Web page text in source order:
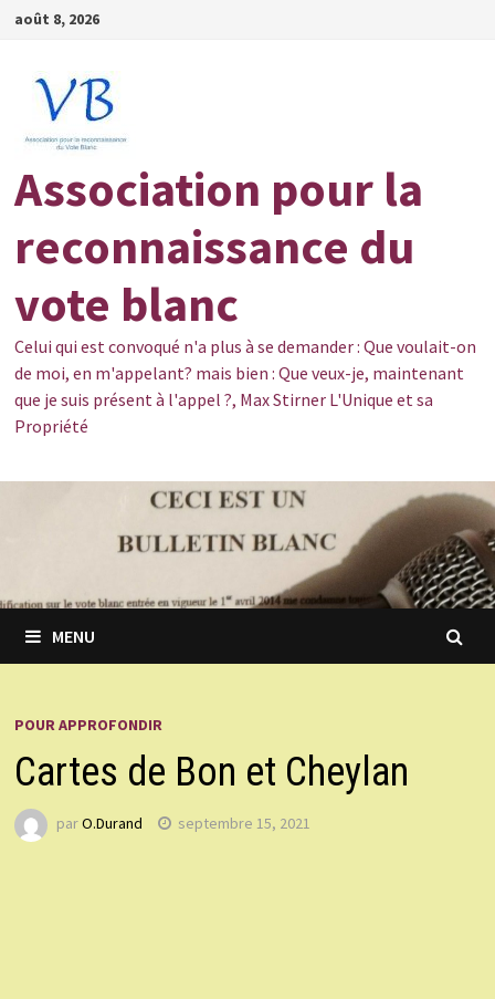
Passer
contenu
août 8, 2026
Association pour la
reconnaissance du
vote blanc
Celui qui est convoqué n'a plus à se demander : Que voulait-on
de moi, en m'appelant? mais bien : Que veux-je, maintenant
que je suis présent à l'appel ?, Max Stirner L'Unique et sa
Propriété
MENU
POUR APPROFONDIR
Cartes de Bon et Cheylan
parO.Durand septembre 15, 2021